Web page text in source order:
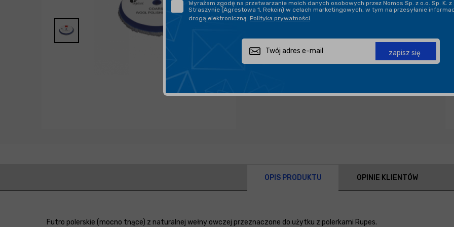
Zapytaj o produkt
OPIS PRODUKTU OPINIE KLIENTÓW
Futro polerskie (mocno tnące) z naturalnej wełny owczej przeznaczone do użytku z polerkami Rupes.
Wyrażam zgodę na przetwarzanie moich danych osobowych przez Nomos Sp. z o.o. Sp. K. z
Straszynie (Agrestowa 1, Rekcin) w celach marketingowych, w tym na przesyłanie
drogą elektroniczną. Polityka prywatności
zapisz się